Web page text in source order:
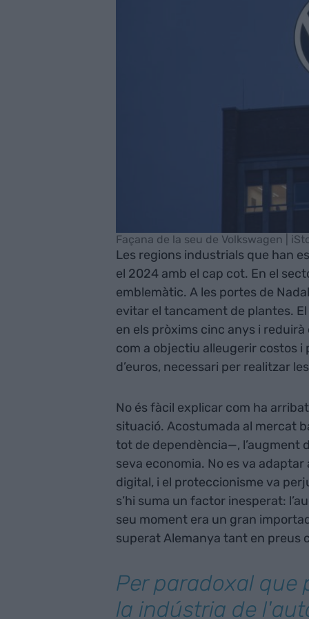
Façana de la seu de Volkswagen |
Les regions industrials que han
el 2024 amb el cap cot. En el
emblemàtic. A les portes de
evitar el tancament de plantes.
en els pròxims cinc anys i
com a objectiu alleugerir costos
d’euros, necessari per realitzar
No és fàcil explicar com ha
situació. Acostumada al mercat
tot de dependència—, l’augment
seva economia. No es va
digital, i el proteccionisme va
s’hi suma un factor inesperat:
seu moment era un gran
superat Alemanya tant en preus
Per paradoxal que
la indústria de